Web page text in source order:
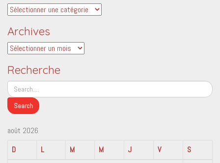
Catégories
Archives
Archives
Recherche
août 2026
D
L M M J V
S